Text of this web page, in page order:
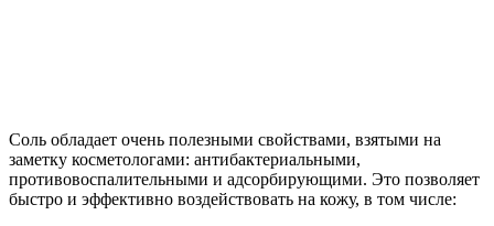
Соль обладает очень полезными свойствами, взятыми на
заметку косметологами: антибактериальными,
противовоспалительными и адсорбирующими. Это позволяет
быстро и эффективно воздействовать на кожу, в том числе: